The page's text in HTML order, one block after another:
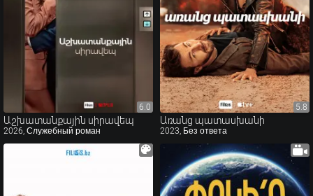
6.0
6.0
Աշխատանքային սիրավեպ
2026, Служебный роман
5.8
5.8
Առանց պատասխանի
2023, Без ответа